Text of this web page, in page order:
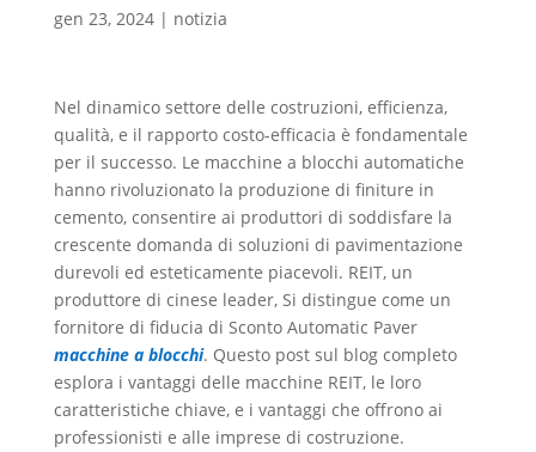
gen 23, 2024| notizia
Nel dinamico settore delle costruzioni, efficienza,
qualità, e il rapporto costo-efficacia è fondamentale
per il successo. Le macchine a blocchi automatiche
hanno rivoluzionato la produzione di finiture in
cemento, consentire ai produttori di soddisfare la
crescente domanda di soluzioni di pavimentazione
durevoli ed esteticamente piacevoli. REIT, un
produttore di cinese leader, Si distingue come un
fornitore di fiducia di Sconto Automatic Paver
macchine a blocchi. Questo post sul blog completo
esplora i vantaggi delle macchine REIT, le loro
caratteristiche chiave, e i vantaggi che offrono ai
professionisti e alle imprese di costruzione.